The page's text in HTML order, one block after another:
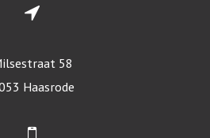
58
Haasrode